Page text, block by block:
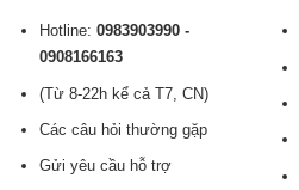
Hotline: 0983903990 -
0908166163
(Từ 8-22h kể cả T7, CN)
Các câu hỏi thường gặp
Gửi yêu cầu hỗ trợ